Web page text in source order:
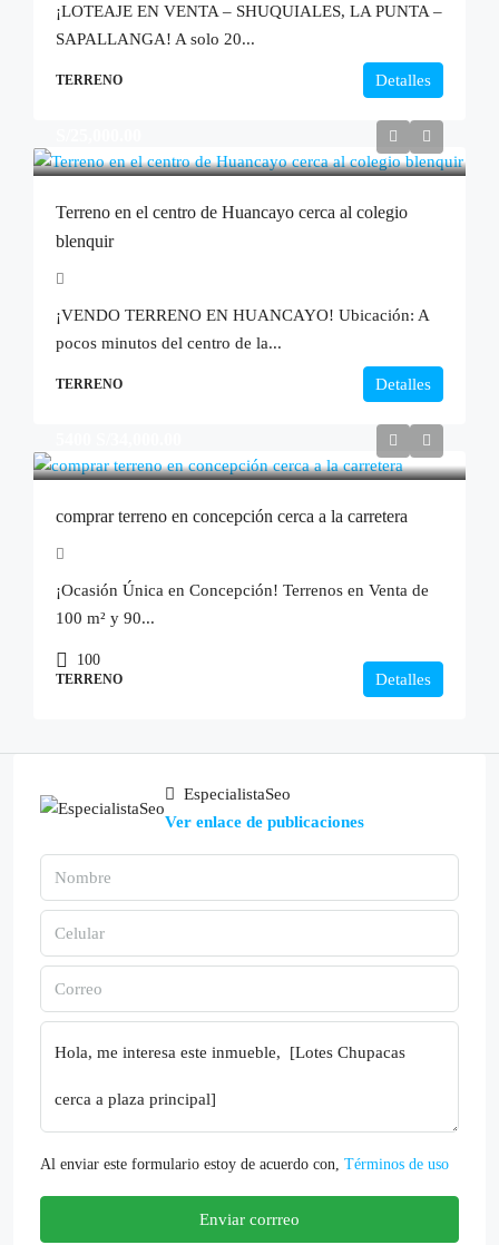
¡LOTEAJE EN VENTA – SHUQUIALES, LA PUNTA –
SAPALLANGA! A solo 20...
TERRENO Detalles
Terreno en el centro de Huancayo cerca al colegio
blenquir
¡VENDO TERRENO EN HUANCAYO! Ubicación: A
pocos minutos del centro de la...
TERRENO Detalles
comprar terreno en concepción cerca a la carretera
¡Ocasión Única en Concepción! Terrenos en Venta de
100 m² y 90...
100
TERRENO Detalles
EspecialistaSeo
Ver enlace de publicaciones
Al enviar este formulario estoy de acuerdo con, Términos de uso
Enviar corrreo